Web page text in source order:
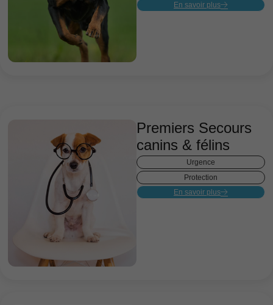
En savoir plus
Premiers Secours
canins & félins
Urgence
Protection
En savoir plus